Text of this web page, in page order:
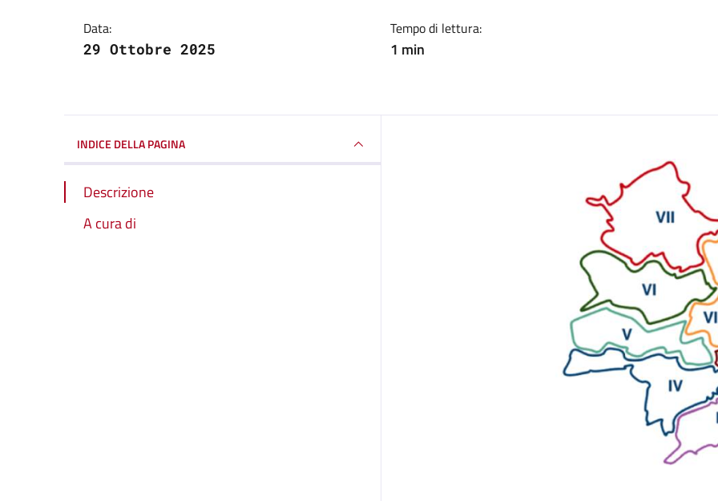
Data:
29 Ottobre 2025
Tempo di lettura:
1 min
INDICE DELLA PAGINA
Descrizione
A cura di